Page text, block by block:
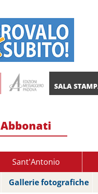
SALA
Abbonati
Sant'Antonio
Gallerie fotografiche